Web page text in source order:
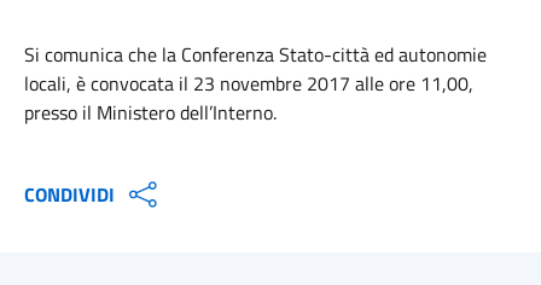
Si comunica che la Conferenza Stato-città ed autonomie
locali, è convocata il 23 novembre 2017 alle ore 11,00,
presso il Ministero dell’Interno.
CONDIVIDI